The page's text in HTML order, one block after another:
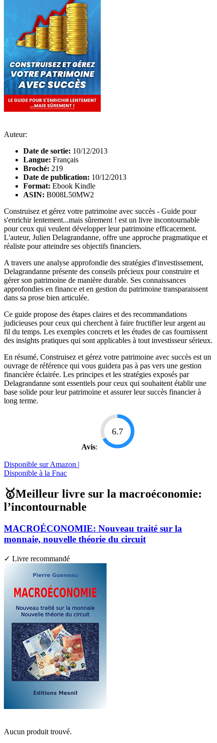
Auteur:
Date de sortie: 10/12/2013
Langue: Français
Broché: 219
Date de publication: 10/12/2013
Format: Ebook Kindle
ASIN: B008L50MW2
Construisez et gérez votre patrimoine avec succès - Guide pour
s'enrichir lentement...mais sûrement ! est un livre incontournable
pour ceux qui veulent développer leur patrimoine efficacement.
L'auteur, Julien Delagrandanne, offre une approche pragmatique et
réaliste pour atteindre ses objectifs financiers.
A travers une analyse approfondie des stratégies d'investissement,
Delagrandanne présente des conseils précieux pour construire et
gérer son patrimoine de manière durable. Ses connaissances
approfondies en finance et en gestion du patrimoine transparaissent
dans sa prose bien articulée.
Ce guide propose des étapes claires et des recommandations
judicieuses pour ceux qui cherchent à faire fructifier leur argent au
fil du temps. Les exemples concrets et les études de cas fournissent
des insights pratiques qui sont applicables à tout investisseur sérieux.
En résumé, Construisez et gérez votre patrimoine avec succès est un
ouvrage de référence qui vous guidera pas à pas vers une gestion
financière éclairée. Les principes et les stratégies exposés par
Delagrandanne sont essentiels pour ceux qui souhaitent établir une
base solide pour leur patrimoine et assurer leur succès financier à
long terme.
Avis:
6.7
Disponible sur Amazon |
Disponible à la Fnac
🥇Meilleur livre sur la macroéconomie:
l’incontournable
MACROÉCONOMIE: Nouveau traité sur la
monnaie, nouvelle théorie du circuit
✓ Livre recommandé
Aucun produit trouvé.